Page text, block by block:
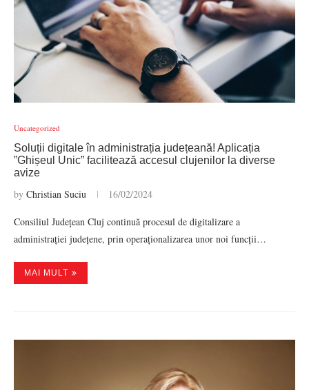
Uncategorized
Soluții digitale în administrația județeană! Aplicația
”Ghișeul Unic” facilitează accesul clujenilor la diverse
avize
by Christian Suciu 16/02/2024
Consiliul Județean Cluj continuă procesul de digitalizare a
administrației județene, prin operaționalizarea unor noi funcții…
MAI MULT